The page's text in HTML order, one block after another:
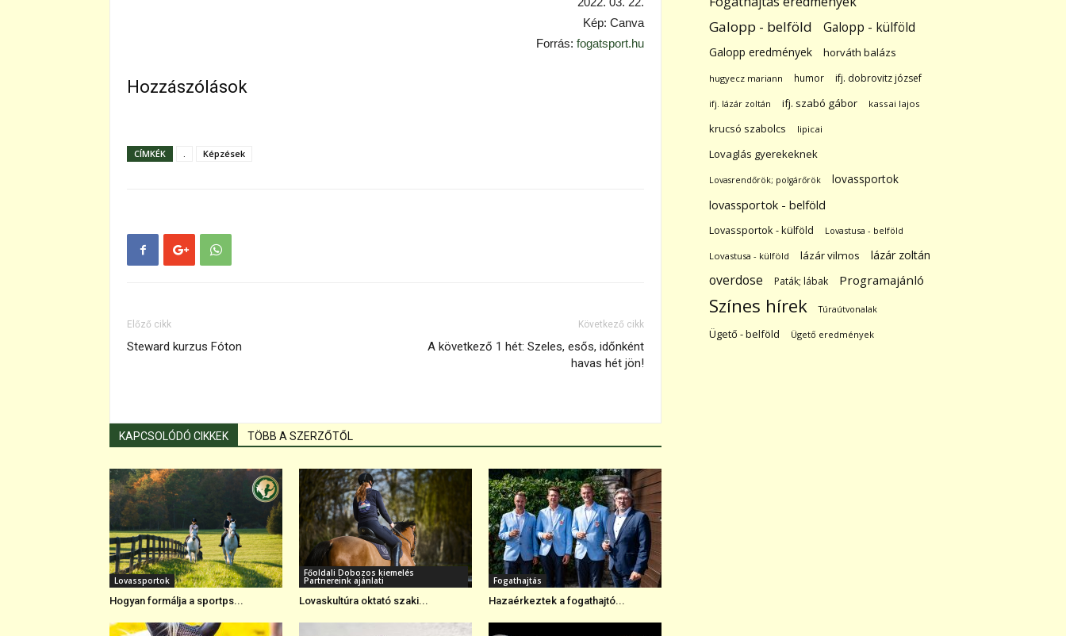
Kép: Canva
Forrás: fogatsport.hu
Hozzászólások
CÍMKÉK . Képzések
Előző cikk
Steward kurzus Fóton
Következő cikk
A következő 1 hét: Szeles, esős, időnként
havas hét jön!
KAPCSOLÓDÓ CIKKEK TÖBB A SZERZŐTŐL
Lovassportok
Hogyan formálja a sportps...
Főoldali Dobozos kiemelés
Partnereink ajánlati
Lovaskultúra oktató szaki...
Fogathajtás
Hazaérkeztek a fogathajtó...
Galopp - belföld Galopp - külföld
Galopp eredmények horváth balázs
hugyecz mariann humor ifj. dobrovitz józsef
ifj. lázár zoltán ifj. szabó gábor kassai lajos
krucsó szabolcs lipicai
Lovaglás gyerekeknek
Lovasrendőrök; polgárőrök
lovassportok
lovassportok - belföld
Lovassportok - külföld Lovastusa - belföld
Lovastusa - külföld lázár vilmos lázár zoltán
overdose Paták; lábak Programajánló
Színes hírek Túraútvonalak
Ügető - belföld Ügető eredmények